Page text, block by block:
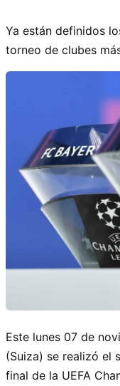
Ya están definidos
torneo de clubes
Este lunes 07 de
(Suiza) se realizó el
final de la UEFA